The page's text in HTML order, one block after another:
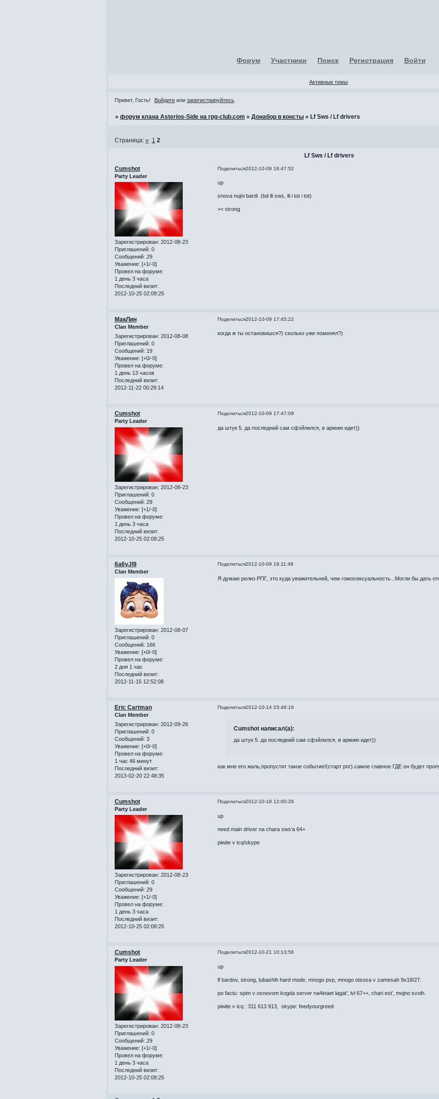
Форум Участники Поиск Регистрация Войти
Активные темы
Привет, Гость! Войдите или зарегистрируйтесь
» форум клана Asterios-Side на rpg-club.com » Донабор в консты » Lf Sws / Lf drivers
Lf Sws / Lf drivers
Страница: « 1 2
Поделиться2012-10-09 16:47:52
Cumshot
Party Leader
Зарегистрирован: 2012-08-23
Приглашений: 0
Сообщений: 29
Уважение: [+1/-0]
Провел на форуме:
1 день 3 часа
Последний визит:
2012-10-25 02:08:25
up
snova nujni bardi (bd ili sws, ili i tot i tot)
>< strong
Поделиться2012-10-09 17:45:22
МакЛин
Clan Member
Зарегистрирован: 2012-08-08
Приглашений: 0
Сообщений: 19
Уважение: [+0/-0]
Провел на форуме:
1 день 13 часов
Последний визит:
2012-11-22 00:29:14
когда ж ты остановишся?) сколько уже поменял?)
Поделиться2012-10-09 17:47:09
Cumshot
Party Leader
Зарегистрирован: 2012-08-23
Приглашений: 0
Сообщений: 29
Уважение: [+1/-0]
Провел на форуме:
1 день 3 часа
Последний визит:
2012-10-25 02:08:25
да штук 5. да последний сам сфэйлился, в армию идет))
Поделиться2012-10-09 18:11:48
6a6yJl9
Clan Member
Зарегистрирован: 2012-08-07
Приглашений: 0
Сообщений: 166
Уважение: [+0/-0]
Провел на форуме:
2 дня 1 час
Последний визит:
2012-11-15 12:52:08
Я думаю релиз РПГ, это куда уважительней, чем гомосексуальность...Могли бы дать
Поделиться2012-10-14 03:46:16
Eric Cartman
Clan Member
Зарегистрирован: 2012-09-26
Приглашений: 0
Сообщений: 3
Уважение: [+0/-0]
Провел на форуме:
1 час 46 минут
Последний визит:
2013-02-20 22:48:35
Cumshot написал(а):
да штук 5. да последний сам сфэйлился, в армию идет))
как мне его жаль,пропустит такое событие!(старт рпг).самое главное ГДЕ он будет
Поделиться2012-10-18 12:00:26
Cumshot
Party Leader
Зарегистрирован: 2012-08-23
Приглашений: 0
Сообщений: 29
Уважение: [+1/-0]
Провел на форуме:
1 день 3 часа
Последний визит:
2012-10-25 02:08:25
up
need main driver na chara sws'a 64+
piwite v icq/skype
Поделиться2012-10-21 10:13:56
Cumshot
Party Leader
Зарегистрирован: 2012-08-23
Приглашений: 0
Сообщений: 29
Уважение: [+1/-0]
Провел на форуме:
1 день 3 часа
Последний визит:
2012-10-25 02:08:25
up
lf bardov, strong, lubashih hard mode, mnogo pvp, mnogo otsosa v zamesah 9x18/27.
po factu: spim v osnovom kogda server na4inaet lagat', lvl 67++, chari est', mojno svoih.
piwite v icq : 311 613 913, skype: feedyourgreed